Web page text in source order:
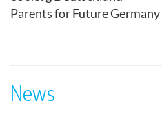
Parents for Future Germany
News